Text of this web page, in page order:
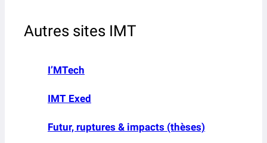
Autres sites IMT
I’MTech
IMT Exed
Futur, ruptures & impacts (thèses)